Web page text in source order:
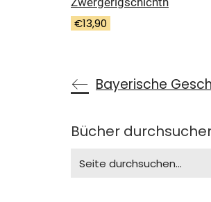
€13,90
Bücher
for: